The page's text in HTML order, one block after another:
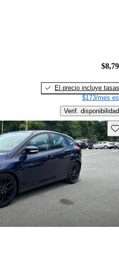
El precio incluye tasas
$173/mes
Verif. disponibilidad